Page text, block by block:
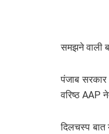
समझने वाली
पंजाब
वरिष्ठ AAP
दिलचस्प